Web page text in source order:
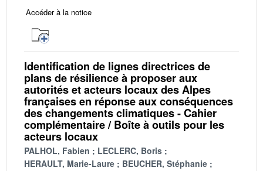
Accéder à la notice
Identification de lignes directrices de
plans de résilience à proposer aux
autorités et acteurs locaux des Alpes
françaises en réponse aux conséquences
des changements climatiques - Cahier
complémentaire / Boîte à outils pour les
acteurs locaux
PALHOL, Fabien
LECLERC, Boris
HERAULT, Marie-Laure
BEUCHER, Stéphanie